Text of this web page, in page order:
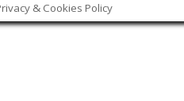
& Cookies Policy